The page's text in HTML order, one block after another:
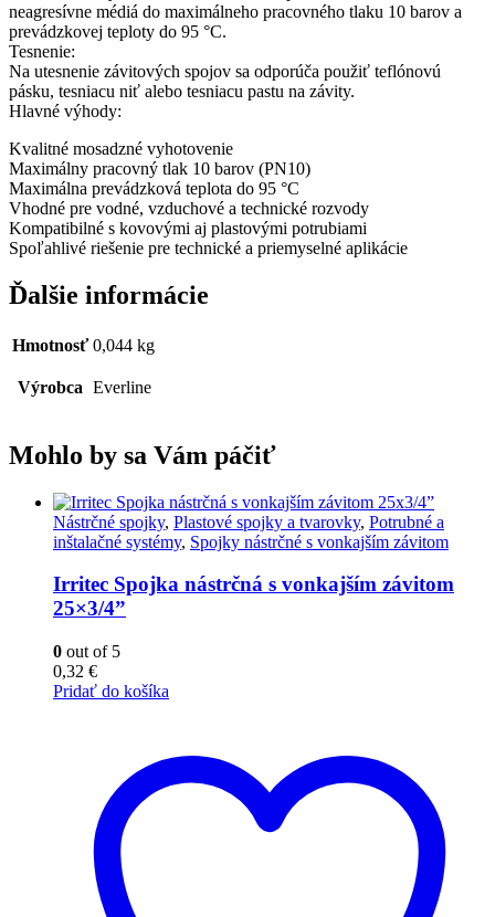
neagresívne médiá do maximálneho pracovného tlaku 10 barov a
prevádzkovej teploty do 95 °C.
Tesnenie:
Na utesnenie závitových spojov sa odporúča použiť teflónovú
pásku, tesniacu niť alebo tesniacu pastu na závity.
Hlavné výhody:
Kvalitné mosadzné vyhotovenie
Maximálny pracovný tlak 10 barov (PN10)
Maximálna prevádzková teplota do 95 °C
Vhodné pre vodné, vzduchové a technické rozvody
Kompatibilné s kovovými aj plastovými potrubiami
Spoľahlivé riešenie pre technické a priemyselné aplikácie
Ďalšie informácie
Hmotnosť 0,044 kg
Výrobca Everline
Mohlo by sa Vám páčiť
Nástrčné spojky, Plastové spojky a tvarovky, Potrubné a
inštalačné systémy, Spojky nástrčné s vonkajším závitom
Irritec Spojka nástrčná s vonkajším závitom
25×3/4”
0 out of 5
0,32 €
Pridať do košíka